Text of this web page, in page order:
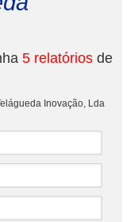
5 relatórios de
Inovação, Lda